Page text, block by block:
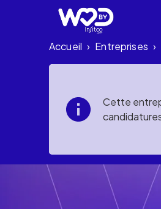
Accueil › Entreprises ›
Cette